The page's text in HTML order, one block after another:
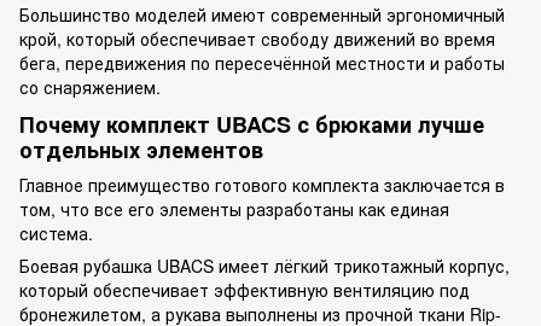
Большинство моделей имеют современный эргономичный
крой, который обеспечивает свободу движений во время
бега, передвижения по пересечённой местности и работы
со снаряжением.
Почему комплект UBACS с брюками лучше
отдельных элементов
Главное преимущество готового комплекта заключается в
том, что все его элементы разработаны как единая
система.
Боевая рубашка UBACS имеет лёгкий трикотажный корпус,
который обеспечивает эффективную вентиляцию под
бронежилетом, а рукава выполнены из прочной ткани Rip-